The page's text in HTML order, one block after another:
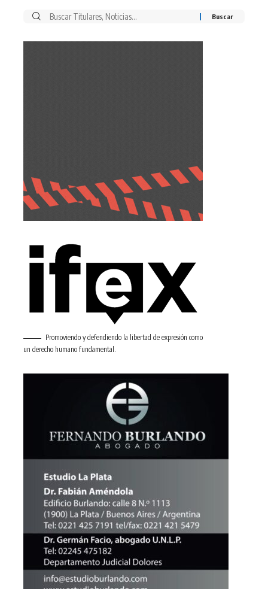
Buscar
Promoviendo y defendiendo la libertad de expresión como
un derecho humano fundamental.